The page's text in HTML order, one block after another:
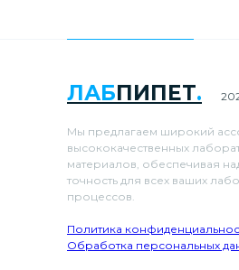
ЛАБПИПЕТ.
Мы предлагаем широкий
высококачественных
материалов, обеспечивая
точность для всех ваших
процессов.
Политика
Обработка персональных